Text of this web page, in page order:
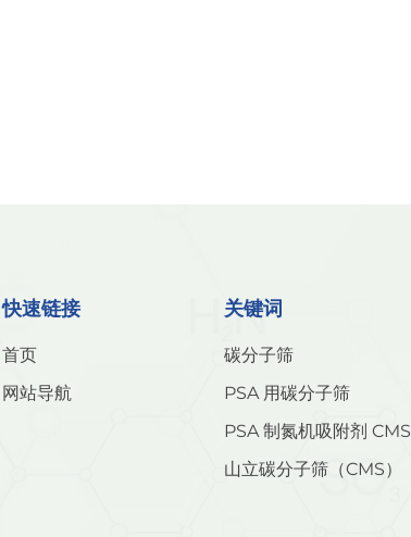
快速链接
首页
网站导航
关键词
碳分子筛
PSA 用碳分子筛
PSA 制氮机吸附剂 CMS
山立碳分子筛（CMS）